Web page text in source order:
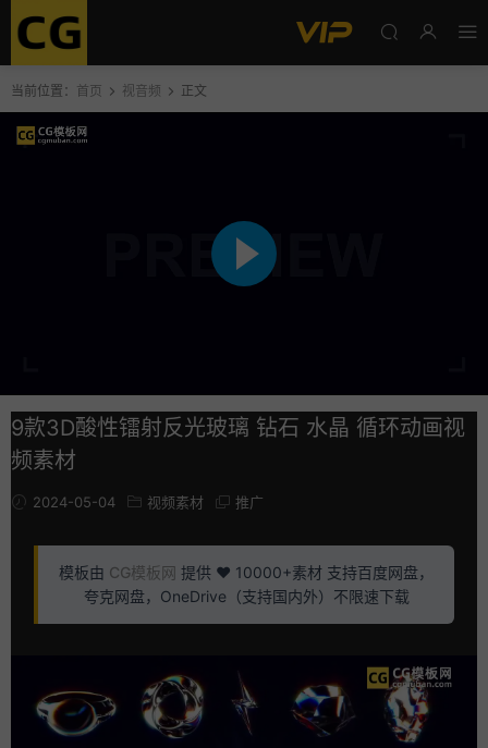
当前位置： 首页 视音频 正文
9款3D酸性镭射反光玻璃 钻石 水晶 循环动画视
频素材
2024-05-04 视频素材 推广
模板由 CG模板网 提供 ❤️ 10000+素材 支持百度网盘，
夸克网盘，OneDrive（支持国内外）不限速下载